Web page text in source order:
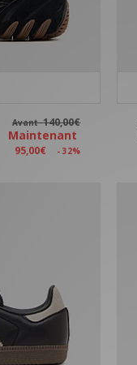
Avant140,00€
Maintenant
95,00€ - 32%